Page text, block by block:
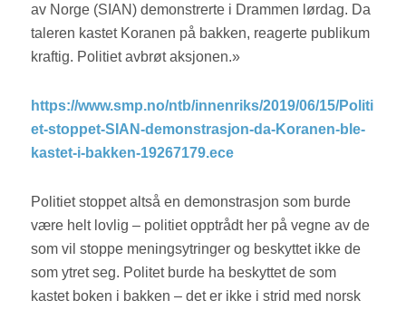
av Norge (SIAN) demonstrerte i Drammen lørdag. Da
taleren kastet Koranen på bakken, reagerte publikum
kraftig. Politiet avbrøt aksjonen.»
https://www.smp.no/ntb/innenriks/2019/06/15/Politi
et-stoppet-SIAN-demonstrasjon-da-Koranen-ble-
kastet-i-bakken-19267179.ece
Politiet stoppet altså en demonstrasjon som burde
være helt lovlig – politiet opptrådt her på vegne av de
som vil stoppe meningsytringer og beskyttet ikke de
som ytret seg. Politet burde ha beskyttet de som
kastet boken i bakken – det er ikke i strid med norsk